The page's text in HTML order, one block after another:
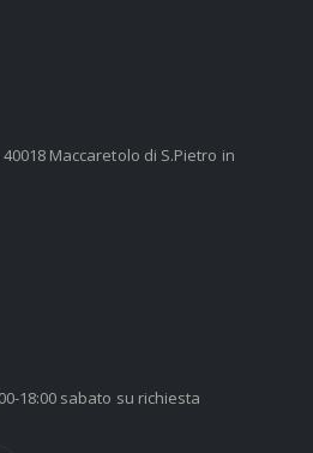
Maccaretolo di S.Pietro in
18:00 sabato su richiesta